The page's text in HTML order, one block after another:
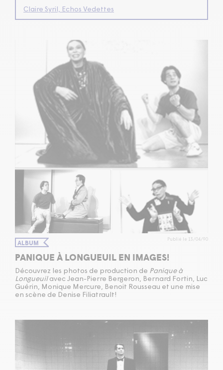
Claire Syril, Echos Vedettes
ALBUM Publié le 13/04/90
PANIQUE À LONGUEUIL EN IMAGES!
Découvrez les photos de production de Panique à
Longueuil avec Jean-Pierre Bergeron, Bernard Fortin, Luc
Guérin, Monique Mercure, Benoit Rousseau et une mise
en scène de Denise Filiatrault!